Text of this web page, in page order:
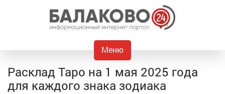
Меню
Расклад Таро на 1 мая 2025 года
для каждого знака зодиака